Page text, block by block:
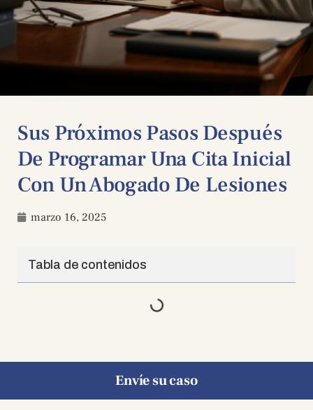
Sus Próximos Pasos Después
De Programar Una Cita Inicial
Con Un Abogado De Lesiones
marzo 16, 2025
Tabla de contenidos
Envíe su caso